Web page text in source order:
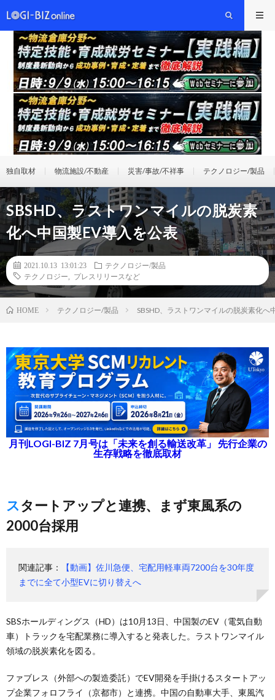
独自取材 物流施設/不動産 災害/事故/不祥事 テクノロジー/製品
SBSHD、ラストワンマイルの脱炭素
化へ中国製EV導入を公表
2021.10.13 13:01:23
テクノロジー/製品
テクノロジー
プレスリリースなど
HOME テクノロジー/製品 SBSHD、ラストワンマイルの脱炭素化へ
月刊LOGI-BIZ 7月号は「未来を創る輸送改革」 先行企業の
生存戦略を徹底取材
スタートアップと連携、まず東風系の
2000台採用
関連記事：
【動画】佐川急便、宅配用軽車両7200台を30年度
までに全て小型EVに切り替えへ
SBSホールディングス（HD）は10月13日、中国製のEV（電気自動
車）トラックを宅配業務に導入すると発表した。ラストワンマイル
領域の脱炭素化を図る。
ファブレス（外部への製造委託）でEV開発を手掛けるスタートアッ
プ企業フォロフライ（京都市）と連携。中国の自動車大手、東風汽